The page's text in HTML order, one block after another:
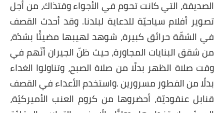
الصديقة، التي كانت تحوم في الأجواء وقتذاك، من أجل
تصوير أفلام سياحيّة للدعاية لبلدنا. وقد أحدث القصف
في الشقّة حرائق كبيرة، شوهد لهيبها مضيئًا بشدّة،
من شقق البنايات المجاورة، حيث ظنّ الجيران أنّهم في
وقت صلاة الظهر بدلًا من صلاة الصبح، وتناولوا الغداء
بدلًا من الفطور مسرورين.واستخدم الأعداء في القصف
قنابل عنقوديّة، أحضروها من كروم العنب الأميركيّة،